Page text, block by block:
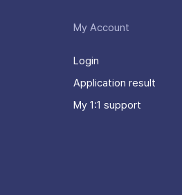
My Account
Login
Application result
My 1:1 support